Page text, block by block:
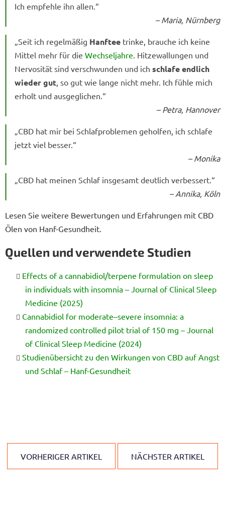
Ich empfehle ihn allen.“
– Maria, Nürnberg
„Seit ich regelmäßig Hanftee trinke, brauche ich keine
Mittel mehr für die Wechseljahre . Hitzewallungen und
Nervosität sind verschwunden und ich schlafe endlich
wieder gut , so gut wie lange nicht mehr. Ich fühle mich
erholt und ausgeglichen.“
– Petra, Hannover
„CBD hat mir bei Schlafproblemen geholfen, ich schlafe
jetzt viel besser.“
– Monika
„CBD hat meinen Schlaf insgesamt deutlich verbessert.“
– Annika, Köln
Lesen Sie weitere Bewertungen und Erfahrungen mit CBD
Ölen von Hanf-Gesundheit.
Quellen und verwendete Studien
Effects of a cannabidiol/terpene formulation on sleep
in individuals with insomnia – Journal of Clinical Sleep
Medicine (2025)
Cannabidiol for moderate–severe insomnia: a
randomized controlled pilot trial of 150 mg – Journal
of Clinical Sleep Medicine (2024)
Studienübersicht zu den Wirkungen von CBD auf Angst
und Schlaf – Hanf-Gesundheit
VORHERIGER ARTIKEL NÄCHSTER ARTIKEL